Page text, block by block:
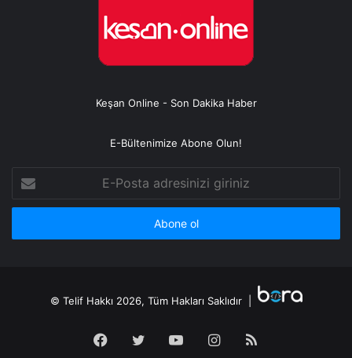
Keşan Online - Son Dakika Haber
E-Bültenimize Abone Olun!
Posta
adresinizi
© Telif Hakkı 2026, Tüm Hakları Saklıdır |
Facebook
TwitterYouTubeInstagram
RSS